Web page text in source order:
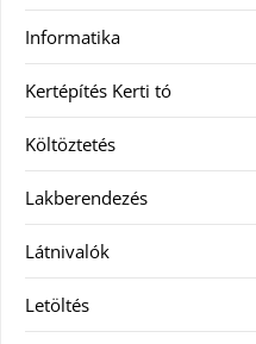
Informatika
Kertépítés Kerti tó
Költöztetés
Lakberendezés
Látnivalók
Letöltés